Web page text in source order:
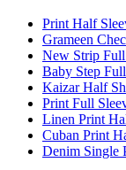
Print Half
Grameen
New Strip
Baby Step
Kaizar Half
Print Full
Linen Print
Cuban Print
Denim Single